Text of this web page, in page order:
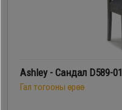
Ashley - Сандал D589-01
Гал тогооны өрөө